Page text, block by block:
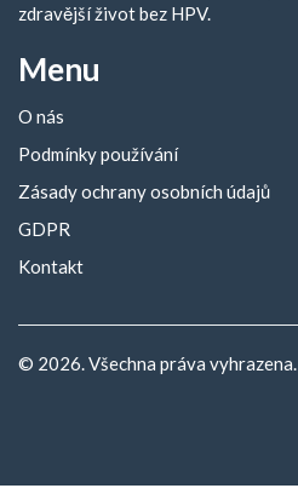
zdravější život bez HPV.
Menu
O nás
Podmínky používání
Zásady ochrany osobních údajů
GDPR
Kontakt
© 2026. Všechna práva vyhrazena.